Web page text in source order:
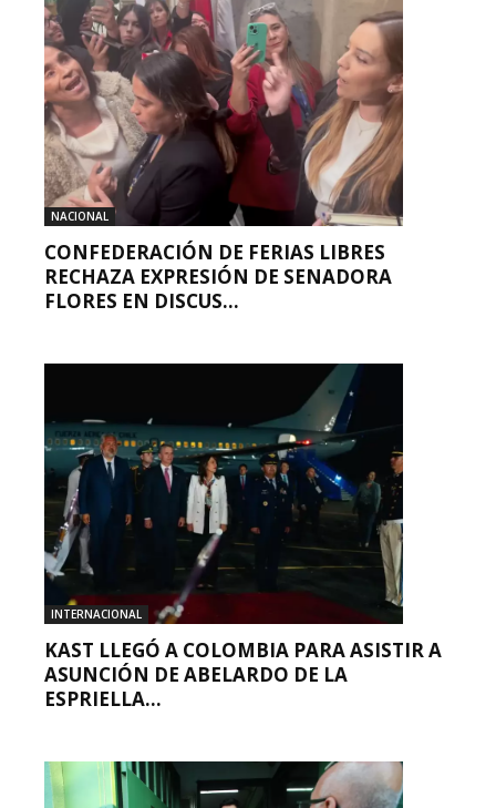
NACIONAL
CONFEDERACIÓN DE FERIAS LIBRES
RECHAZA EXPRESIÓN DE SENADORA
FLORES EN DISCUS...
INTERNACIONAL
KAST LLEGÓ A COLOMBIA PARA ASISTIR A
ASUNCIÓN DE ABELARDO DE LA
ESPRIELLA...